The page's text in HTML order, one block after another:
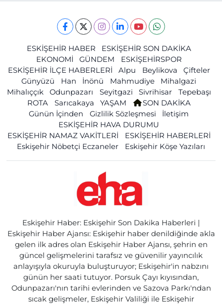
ESKİŞEHİR HABER
ESKİŞEHİR SON DAKİKA
EKONOMİ
GÜNDEM
ESKİŞEHİRSPOR
ESKİŞEHİR İLÇE HABERLERİ
Alpu Beylikova
Çifteler
Günyüzü
Han İnönü Mahmudiye
Mihalgazi
Mihalıççık
Odunpazarı Seyitgazi Sivrihisar
Tepebaşı
ROTA
Sarıcakaya YAŞAM
SON DAKİKA
Günün İçinden
Gizlilik Sözleşmesi
İletişim
ESKİŞEHİR HAVA DURUMU
ESKİŞEHİR NAMAZ VAKİTLERİ
ESKİŞEHİR HABERLERİ
Eskişehir Nöbetçi Eczaneler
Eskişehir Köşe Yazıları
Eskişehir Haber: Eskişehir Son Dakika Haberleri |
Eskişehir Haber Ajansı: Eskişehir haber denildiğinde akla
gelen ilk adres olan Eskişehir Haber Ajansı, şehrin en
güncel gelişmelerini tarafsız ve güvenilir yayıncılık
anlayışıyla okuruyla buluşturuyor; Eskişehir'in nabzını
günün her saati tutuyor. Porsuk Çayı kıyısından,
Odunpazarı'nın tarihi evlerinden ve Sazova Parkı'ndan
sıcak gelişmeler, Eskişehir Valiliği ile Eskişehir